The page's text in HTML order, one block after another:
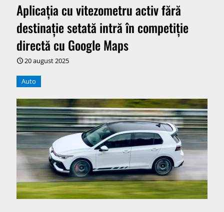
Aplicația cu vitezometru activ fără
destinație setată intră în competiție
directă cu Google Maps
20 august 2025
Auto